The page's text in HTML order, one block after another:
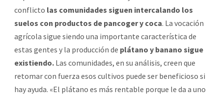
conflicto las comunidades siguen intercalando los
suelos con productos de pancoger y coca. La vocación
agrícola sigue siendo una importante característica de
estas gentes y la producción de plátano y banano sigue
existiendo. Las comunidades, en su análisis, creen que
retomar con fuerza esos cultivos puede ser beneficioso si
hay ayuda. «El plátano es más rentable porque le da a uno